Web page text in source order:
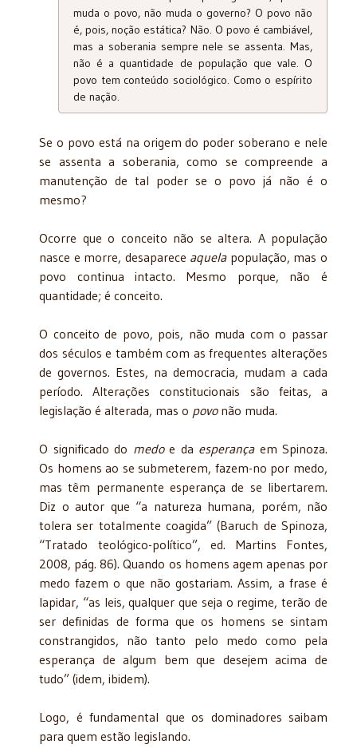
muda o povo, não muda o governo? O povo não
é, pois, noção estática? Não. O povo é cambiável,
mas a soberania sempre nele se assenta. Mas,
não é a quantidade de população que vale. O
povo tem conteúdo sociológico. Como o espírito
de nação.
Se o povo está na origem do poder soberano e nele
se assenta a soberania, como se compreende a
manutenção de tal poder se o povo já não é o
mesmo?
Ocorre que o conceito não se altera. A população
nasce e morre, desaparece aquela população, mas o
povo continua intacto. Mesmo porque, não é
quantidade; é conceito.
O conceito de povo, pois, não muda com o passar
dos séculos e também com as frequentes alterações
de governos. Estes, na democracia, mudam a cada
período. Alterações constitucionais são feitas, a
legislação é alterada, mas o povo não muda.
O significado do medo e da esperançaem Spinoza.
Os homens ao se submeterem, fazem-no por medo,
mas têm permanente esperança de se libertarem.
Diz o autor que “a natureza humana, porém, não
tolera ser totalmente coagida” (Baruch de Spinoza,
“Tratado teológico-político”, ed. Martins Fontes,
2008, pág. 86). Quando os homens agem apenas por
medo fazem o que não gostariam. Assim, a frase é
lapidar, “as leis, qualquer que seja o regime, terão de
ser definidas de forma que os homens se sintam
constrangidos, não tanto pelo medo como pela
esperança de algum bem que desejem acima de
tudo” (idem, ibidem).
Logo, é fundamental que os dominadores saibam
para quem estão legislando.